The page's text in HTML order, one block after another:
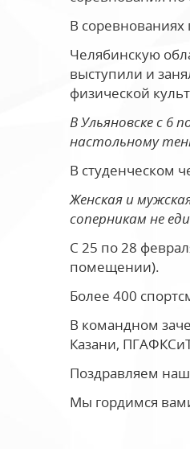
В соревнованиях
Челябинскую
выступили и
физической
В Ульяновске с 6
настольному
В студенческом
Женская и
соперникам не
С 25 по 28
помещении).
Более 400
В командном
Казани,
Поздравляем
Мы гордимся